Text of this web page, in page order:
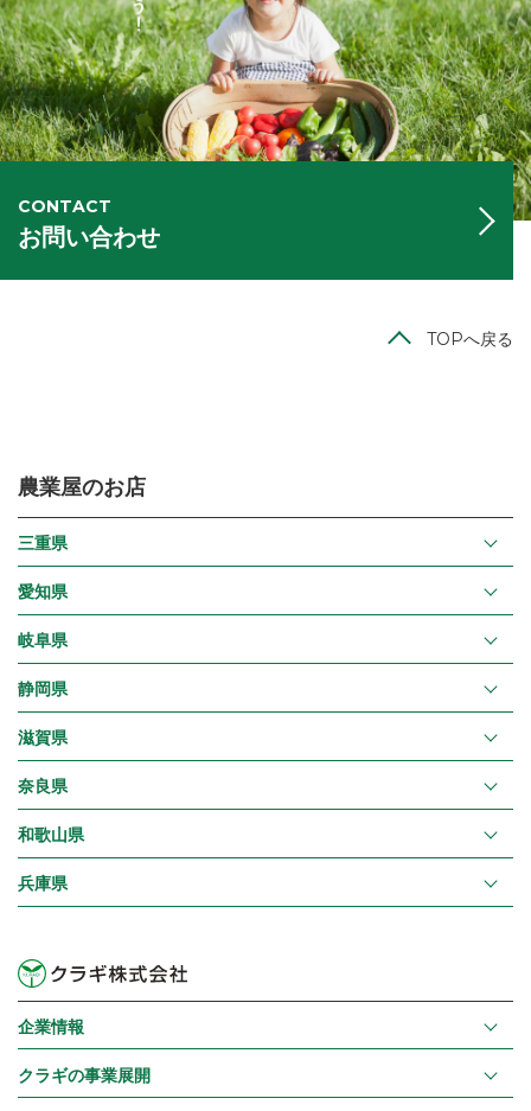
CONTACT
お問い合わせ
TOPへ戻る
農業屋のお店
三重県
愛知県
岐阜県
静岡県
滋賀県
奈良県
和歌山県
兵庫県
企業情報
クラギの事業展開